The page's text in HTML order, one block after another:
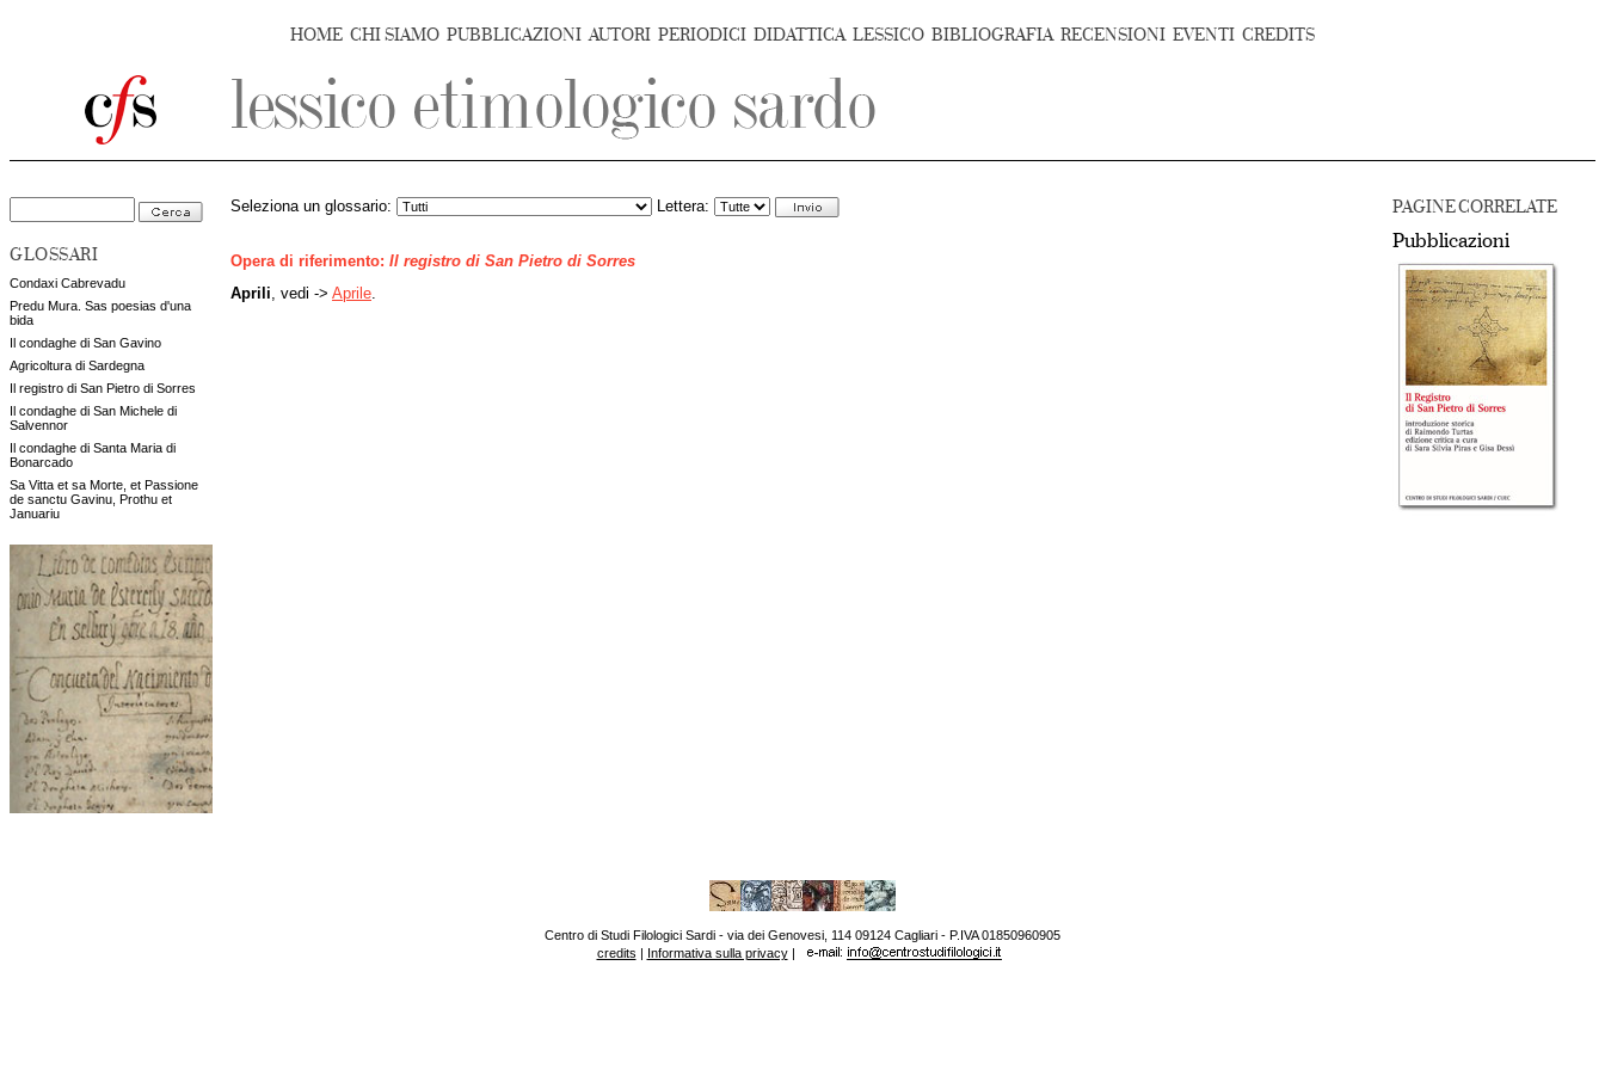
HOME CHI SIAMO PUBBLICAZIONI AUTORI PERIODICI DIDATTICA LESSICO BIBLIOGRAFIA RECENSIONI EVENTI CREDITS
GLOSSARI
Condaxi Cabrevadu
Predu Mura. Sas poesias d'una
bida
Il condaghe di San Gavino
Agricoltura di Sardegna
Il registro di San Pietro di Sorres
Il condaghe di San Michele di
Salvennor
Il condaghe di Santa Maria di
Bonarcado
Sa Vitta et sa Morte, et Passione
de sanctu Gavinu, Prothu et
Januariu
PAGINE CORRELATE
Pubblicazioni
Seleziona un glossario: Lettera:
Opera di riferimento: Il registro di San Pietro di Sorres
Aprili , vedi -> Aprile
Centro di Studi Filologici Sardi - via dei Genovesi, 114 09124 Cagliari - P.IVA 01850960905
credits | Informativa sulla privacy|